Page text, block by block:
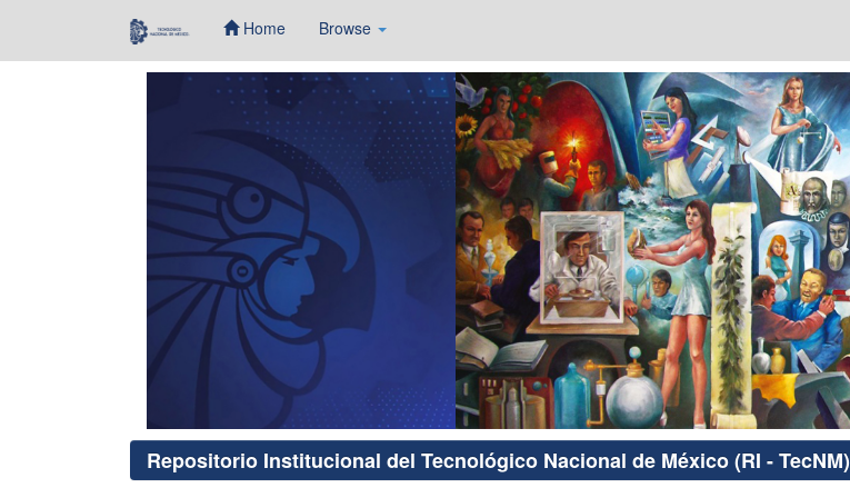
Home Browse
Repositorio Institucional del Tecnológico Nacional de México (RI - TecNM)